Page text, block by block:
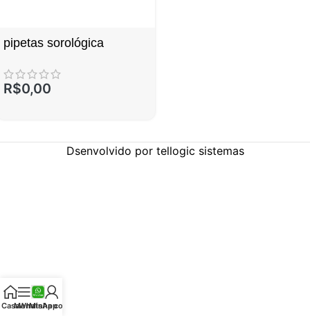
pipetas sorológica
R$0,00
Dsenvolvido por tellogic sistemas
CasaMenu
WhatsApp
Minha conta